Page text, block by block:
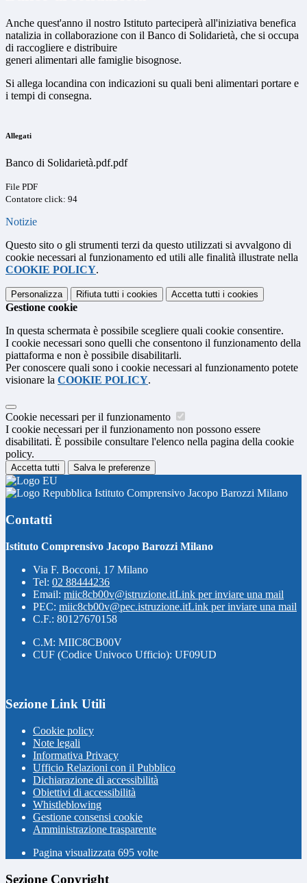
Anche quest'anno il nostro Istituto parteciperà all'iniziativa benefica
natalizia in collaborazione con il Banco di Solidarietà, che si occupa
di raccogliere e distribuire
generi alimentari alle famiglie bisognose.
Si allega locandina con indicazioni su quali beni alimentari portare e
i tempi di consegna.
Allegati
Banco di Solidarietà.pdf.pdf
File PDF
Contatore click: 94
Notizie
Questo sito o gli strumenti terzi da questo utilizzati si avvalgono di
cookie necessari al funzionamento ed utili alle finalità illustrate nella
COOKIE POLICY.
Personalizza Rifiuta tutti i cookies Accetta tutti i cookies
Gestione cookie
In questa schermata è possibile scegliere quali cookie consentire.
I cookie necessari sono quelli che consentono il funzionamento della
piattaforma e non è possibile disabilitarli.
Per conoscere quali sono i cookie necessari al funzionamento potete
visionare la COOKIE POLICY.
Cookie necessari per il funzionamento
I cookie necessari per il funzionamento non possono essere
disabilitati. È possibile consultare l'elenco nella pagina della cookie
policy.
Accetta tutti Salva le preferenze
Istituto Comprensivo Jacopo Barozzi Milano
Contatti
Istituto Comprensivo Jacopo Barozzi Milano
Via F. Bocconi, 17 Milano
Tel: 02 88444236
Email: miic8cb00v@istruzione.itLink per inviare una mail
PEC: miic8cb00v@pec.istruzione.itLink per inviare una mail
C.F.: 80127670158
C.M: MIIC8CB00V
CUF (Codice Univoco Ufficio): UF09UD
Sezione Link Utili
Cookie policy
Note legali
Informativa Privacy
Ufficio Relazioni con il Pubblico
Dichiarazione di accessibilità
Obiettivi di accessibilità
Whistleblowing
Gestione consensi cookie
Amministrazione trasparente
Pagina visualizzata 695 volte
Sezione Copyright